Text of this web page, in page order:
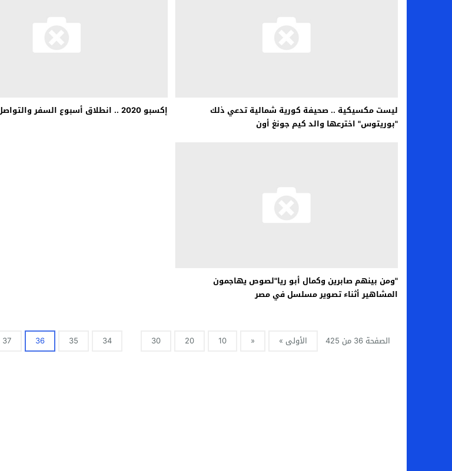
ليست مكسيكية .. صحيفة كورية شمالية تدعي ذلك
"بوريتوس" اخترعها والد كيم جونغ أون
إكسبو 2020 .. انطلاق أسبوع السفر والتواصل
"ومن بينهم صابرين وكمال أبو ريا"لصوص يهاجمون
المشاهير أثناء تصوير مسلسل في مصر
الصفحة 36 من 425 الأولى » «
10
20
30
34
35
36
37